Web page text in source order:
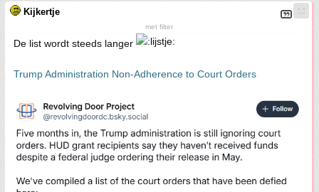
Kijkertje
met filter
De list wordt steeds langer
Trump Administration Non-Adherence to Court Orders